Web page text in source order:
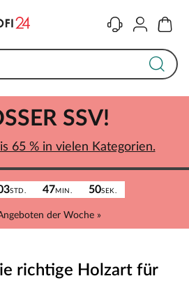
KontaktKonto
STD. 47MIN. 50SEK.
der Woche »
SSV!
65 % in vielen Kategorien.
richtige Holzart für